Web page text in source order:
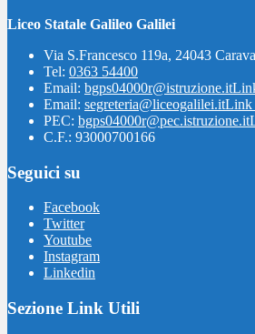
Liceo Statale Galileo Galilei
Via S.Francesco 119a, 24043
Tel: 0363 54400
Email: bgps04000r@istruzione.it
Email: segreteria@liceogalilei.itLink
PEC: bgps04000r@pec.istruzione.it
C.F.: 93000700166
Seguici su
Facebook
Twitter
Youtube
Instagram
Linkedin
Sezione Link Utili